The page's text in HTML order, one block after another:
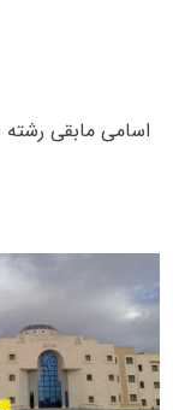
اسامی مابقی رشته